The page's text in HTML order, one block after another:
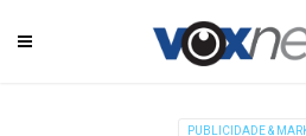
PUBLICIDADE &